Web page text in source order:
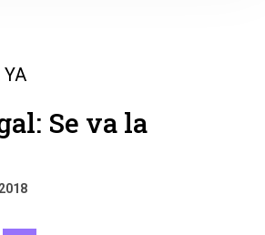
YA
Se va la